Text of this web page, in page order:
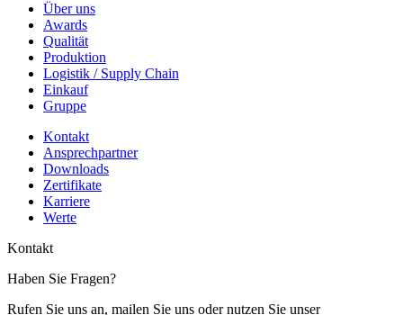
Über uns
Awards
Qualität
Produktion
Logistik / Supply Chain
Einkauf
Gruppe
Kontakt
Ansprechpartner
Downloads
Zertifikate
Karriere
Werte
Kontakt
Haben Sie Fragen?
Rufen Sie uns an, mailen Sie uns oder nutzen Sie unser